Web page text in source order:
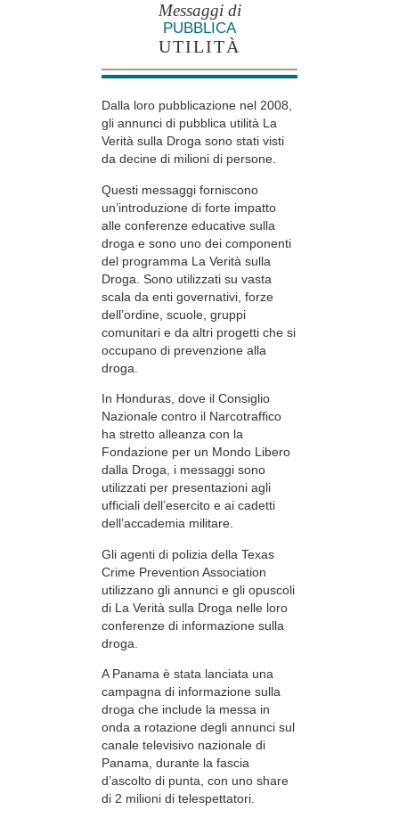
Messaggi di
PUBBLICA
UTILITÀ
Dalla loro pubblicazione nel 2008,
gli annunci di pubblica utilità La
Verità sulla Droga sono stati visti
da decine di milioni di persone.
Questi messaggi forniscono
un’introduzione di forte impatto
alle conferenze educative sulla
droga e sono uno dei componenti
del programma La Verità sulla
Droga. Sono utilizzati su vasta
scala da enti governativi, forze
dell’ordine, scuole, gruppi
comunitari e da altri progetti che si
occupano di prevenzione alla
droga.
In Honduras, dove il Consiglio
Nazionale contro il Narcotraffico
ha stretto alleanza con la
Fondazione per un Mondo Libero
dalla Droga, i messaggi sono
utilizzati per presentazioni agli
ufficiali dell’esercito e ai cadetti
dell’accademia militare.
Gli agenti di polizia della Texas
Crime Prevention Association
utilizzano gli annunci e gli opuscoli
di La Verità sulla Droga nelle loro
conferenze di informazione sulla
droga.
A Panama è stata lanciata una
campagna di informazione sulla
droga che include la messa in
onda a rotazione degli annunci sul
canale televisivo nazionale di
Panama, durante la fascia
d’ascolto di punta, con uno share
di 2 milioni di telespettatori.